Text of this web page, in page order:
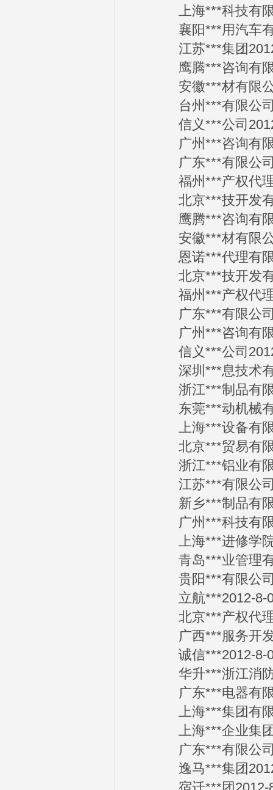
上海***科技有限
襄阳***用汽车有
江苏***集团
鹰腾***咨询有限
安徽***材有限公
台州***有限公司
信义***公司
广州***咨询有限
广东***有限公司
福州***产权代理
北京***技开发有
鹰腾***咨询有限
安徽***材有限公
恩诺***代理有限
北京***技开发有
福州***产权代理
广东***有限公司
广州***咨询有限
信义***公司
深圳***息技术有
浙江***制品有限
东莞***动机械有
上海***设备有限
北京***贸易有限
浙江***铝业有限
江苏***有限公司
新乡***制品有限
广州***科技有限
上海***进修学院
青岛***业管理有
贵阳***有限公司
立航***2012-8-
北京***产权代理
广西***服务开发
诚信***2012-8-
华升***浙江消防
广东***电器有限
上海***集团有限
上海***企业集团
广东***有限公司
逸马***集团